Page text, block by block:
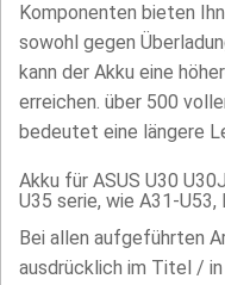
Komponenten bieten
sowohl gegen
kann der Akku eine
erreichen. über 500
bedeutet eine längere
Akku für ASUS U30
U35 serie, wie A31-U53,
Bei allen aufgeführten
ausdrücklich im Titel /